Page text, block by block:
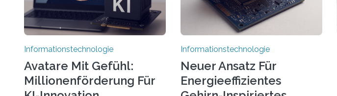
Informationstechnologie
Avatare Mit Gefühl:
Millionenförderung Für
Informationstechnologie
Neuer Ansatz Für
Energieeffizientes